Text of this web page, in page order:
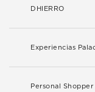
DHIERRO
Experiencias
Personal Shopper